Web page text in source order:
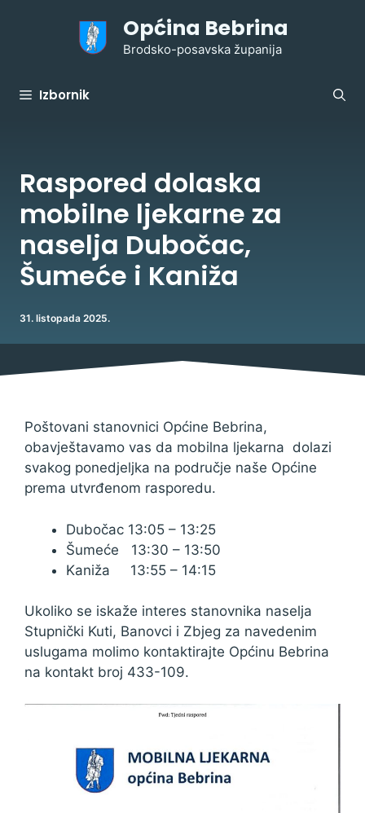
Općina Bebrina
Brodsko-posavska županija
Izbornik
Raspored dolaska
mobilne ljekarne za
naselja Dubočac,
Šumeće i Kaniža
31. listopada 2025.
Poštovani stanovnici Općine Bebrina,
obavještavamo vas da mobilna ljekarna dolazi
svakog ponedjeljka na područje naše Općine
prema utvrđenom rasporedu.
Dubočac 13:05 – 13:25
Šumeće 13:30 – 13:50
Kaniža 13:55 – 14:15
Ukoliko se iskaže interes stanovnika naselja
Stupnički Kuti, Banovci i Zbjeg za navedenim
uslugama molimo kontaktirajte Općinu Bebrina
na kontakt broj 433-109.